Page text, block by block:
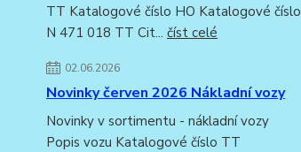
TT Katalogové číslo HO Katalogové číslo
N 471 018 TT Cit... číst celé
02.06.2026
Novinky červen 2026 Nákladní vozy
Novinky v sortimentu - nákladní vozy
Popis vozu Katalogové číslo TT